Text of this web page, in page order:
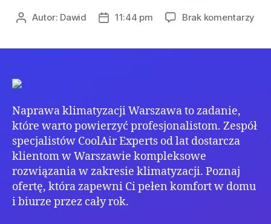
AutorAutor: Dawid
Data11:44 pm Brak komentarzy
Naprawa klimatyzacji Warszawa to zadanie,
które warto powierzyć profesjonalistom. Zespół
specjalistów CoolAir Experts od lat dostarcza
klientom w Warszawie kompleksowe
rozwiązania w zakresie klimatyzacji. Poznaj
ofertę, która zapewni Ci pełen komfort w domu
i biurze przez cały rok.